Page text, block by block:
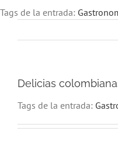
Cursos
Dónde estudiar
Tags de la entrada:
Delicias
Tags de la entrada: